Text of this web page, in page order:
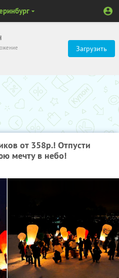
Загрузить
от 358р.! Отпусти
мечту в небо!